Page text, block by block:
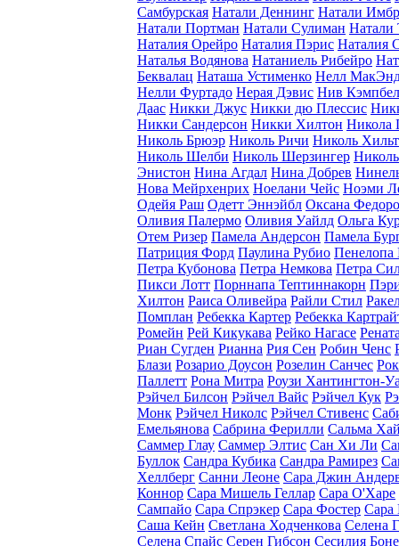
Самбурская Натали Деннинг Натали
Натали Портман Натали Сулиман Натали
Наталия Орейро Наталия Пэрис Наталия
Наталья Водянова Натаниель Рибейро
Беквалац Наташа Устименко Нелл
Нелли Фуртадо Нерая Дэвис Нив
Даас Никки Джус Никки дю Плессис
Никки Сандерсон Никки Хилтон Никола
Николь Брюэр Николь Ричи Николь
Николь Шелби Николь Шерзингер Николь
Энистон Нина Агдал Нина Добрев
Нова Мейрхенрих Ноелани Чейс Ноэми
Одейя Раш Одетт Эннэйбл Оксана
Оливия Палермо Оливия Уайлд Ольга
Отем Ризер Памела Андерсон Памела
Патриция Форд Паулина Рубио Пенелопа
Петра Кубонова Петра Немкова Петра
Пикси Лотт Порннапа Тептиннакорн
Хилтон Раиса Оливейра Райли Стил
Помплан Ребекка Картер Ребекка
Ромейн Рей Кикукава Рейко Нагасе
Риан Сугден Рианна Рия Сен Робин Ченс
Блази Розарио Доусон Розелин Санчес
Паллетт Рона Митра Роузи Хантингтон-
Рэйчел Билсон Рэйчел Вайс Рэйчел Кук
Монк Рэйчел Николс Рэйчел Стивенс
Емельянова Сабрина Ферилли Сальма
Саммер Глау Саммер Элтис Сан Хи Ли
Буллок Сандра Кубика Сандра Рамирез
Хеллберг Санни Леоне Сара Джин
Коннор Сара Мишель Геллар Сара О'Харе
Сампайо Сара Спрэкер Сара Фостер
Саша Кейн Светлана Ходченкова Селена
Селена Спайс Серен Гибсон Сесилия